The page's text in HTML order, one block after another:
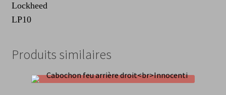
Lockheed
LP10
Produits similaires